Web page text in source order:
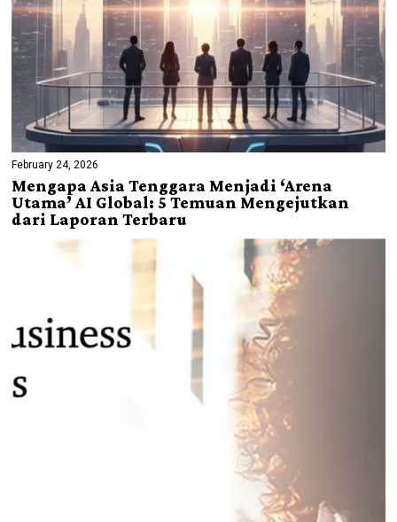
February 24, 2026
Mengapa Asia Tenggara Menjadi ‘Arena
Utama’ AI Global: 5 Temuan Mengejutkan
dari Laporan Terbaru